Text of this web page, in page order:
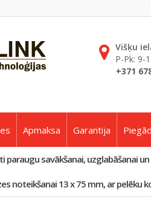
Višķu
P-Pk: 9-
+371
Apmaksa Garantija
paraugu savākšanai, uzglabāšanai
noteikšanai 13 x 75 mm, ar pelēku